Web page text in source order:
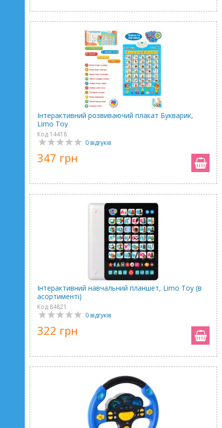
Інтерактивний розвиваючий плакат Букварик,
Limo Toy
Код 14418
0 відгуків
347 грн
Інтерактивний навчальний планшет, Limo Toy (в
асортименті)
Код 84821
0 відгуків
322 грн